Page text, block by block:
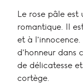
Le rose pâle est
romantique. Il
et à
d’honneur
de délicatesse
cortège.